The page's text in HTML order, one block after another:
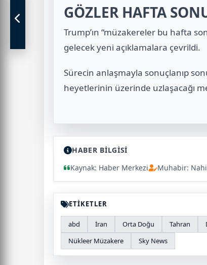
GÖZLER HAFTA
Trump’ın “müzakereler bu hafta
gelecek yeni açıklamalara çevrildi.
Sürecin anlaşmayla sonuçlanıp
heyetlerinin üzerinde uzlaşacağı
HABER BİLGİSİ
Kaynak: Haber Merkezi
Muhabir:
ETİKETLER
abd İran Orta Doğu Tahran
Nükleer Müzakere
Sky News